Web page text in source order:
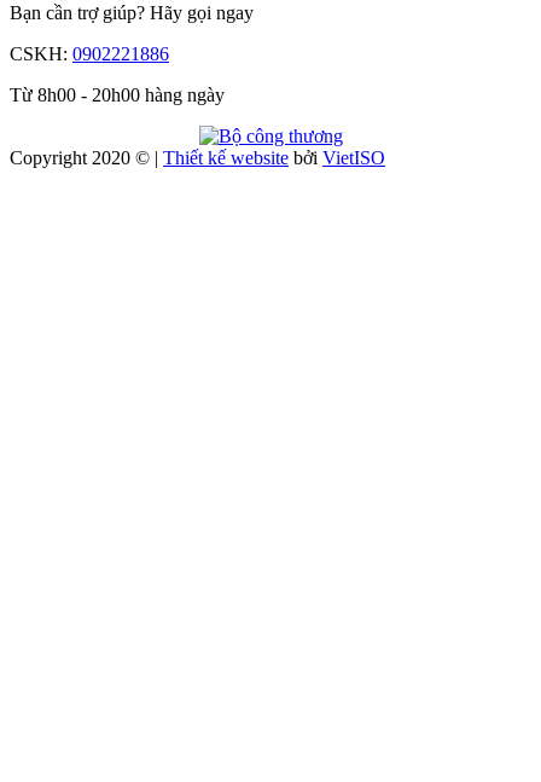
Bạn cần trợ giúp? Hãy gọi ngay
CSKH: 0902221886
Từ 8h00 - 20h00 hàng ngày
Copyright 2020 © | Thiết kế website bởi VietISO